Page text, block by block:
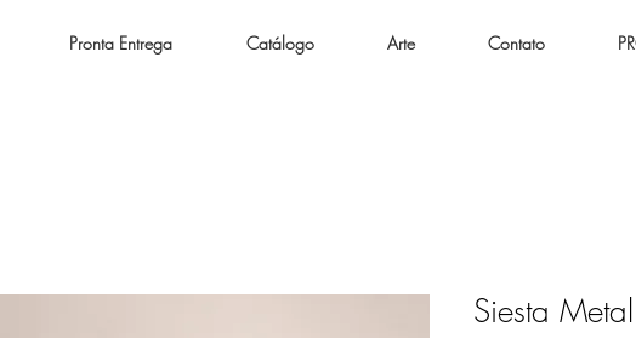
Pronta Entrega Catálogo Arte Contato
Siesta Metal